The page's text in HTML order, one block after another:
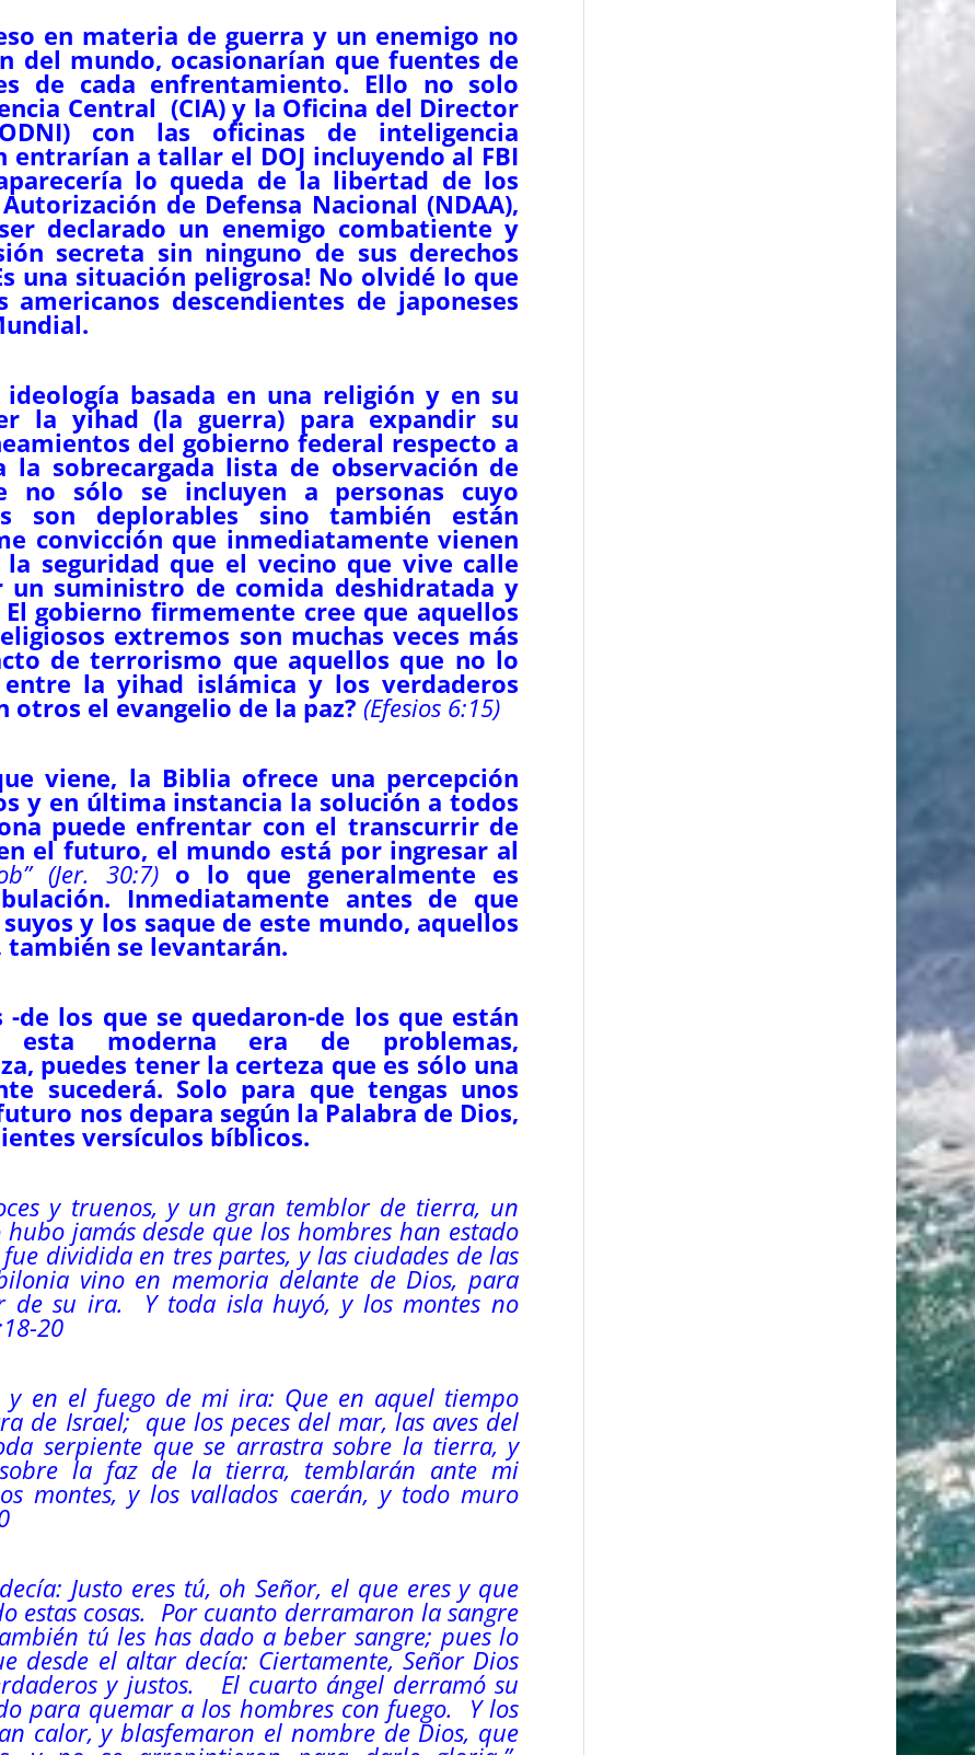
en materia de guerra y un enemigo no
del mundo, ocasionarían que fuentes de
de cada enfrentamiento. Ello no solo
Central (CIA) y la Oficina del Director
con las oficinas de inteligencia
a tallar el DOJ incluyendo al FBI
lo queda de la libertad de los
de Defensa Nacional (NDAA),
declarado un enemigo combatiente y
secreta sin ninguno de sus derechos
una situación peligrosa! No olvidé lo que
descendientes de japoneses
ideología basada en una religión y en su
la yihad (la guerra) para expandir su
del gobierno federal respecto a
sobrecargada lista de observación de
no sólo se incluyen a personas cuyo
son deplorables sino también están
convicción que inmediatamente vienen
seguridad que el vecino que vive calle
un suministro de comida deshidratada y
gobierno firmemente cree que aquellos
extremos son muchas veces más
de terrorismo que aquellos que no lo
la yihad islámica y los verdaderos
otros el evangelio de la paz? (Efesios 6:15)
viene, la Biblia ofrece una percepción
y en última instancia la solución a todos
puede enfrentar con el transcurrir de
el futuro, el mundo está por ingresar al
(Jer. 30:7) o lo que generalmente es
Inmediatamente antes de que
y los saque de este mundo, aquellos
también se levantarán.
los que se quedaron-de los que están
esta moderna era de problemas,
puedes tener la certeza que es sólo una
sucederá. Solo para que tengas unos
nos depara según la Palabra de Dios,
versículos bíblicos.
y truenos, y un gran temblor de tierra, un
jamás desde que los hombres han estado
dividida en tres partes, y las ciudades de las
vino en memoria delante de Dios, para
de su ira. Y toda isla huyó, y los montes no
20
en el fuego de mi ira: Que en aquel tiempo
de Israel; que los peces del mar, las aves del
serpiente que se arrastra sobre la tierra, y
la faz de la tierra, temblarán ante mi
montes, y los vallados caerán, y todo muro
Justo eres tú, oh Señor, el que eres y que
estas cosas. Por cuanto derramaron la sangre
tú les has dado a beber sangre; pues lo
desde el altar decía: Ciertamente, Señor Dios
y justos. El cuarto ángel derramó su
para quemar a los hombres con fuego. Y los
calor, y blasfemaron el nombre de Dios, que